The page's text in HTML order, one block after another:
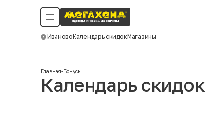
ИвановоКалендарь скидокМагазины
Политика конфиденциальности
©️ Мегахенд 2026. Все права защищены.
Смотреть все даты
Главная-Бонусы
Календарь скидок